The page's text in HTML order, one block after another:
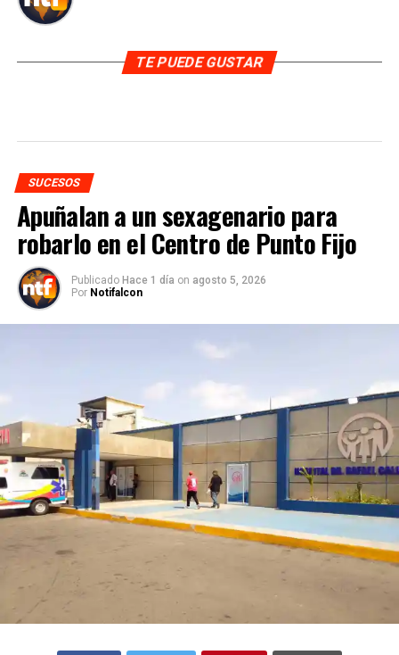
TE PUEDE GUSTAR
SUCESOS
Apuñalan a un sexagenario para
robarlo en el Centro de Punto Fijo
Publicado Hace 1 día on agosto 5, 2026
Por Notifalcon